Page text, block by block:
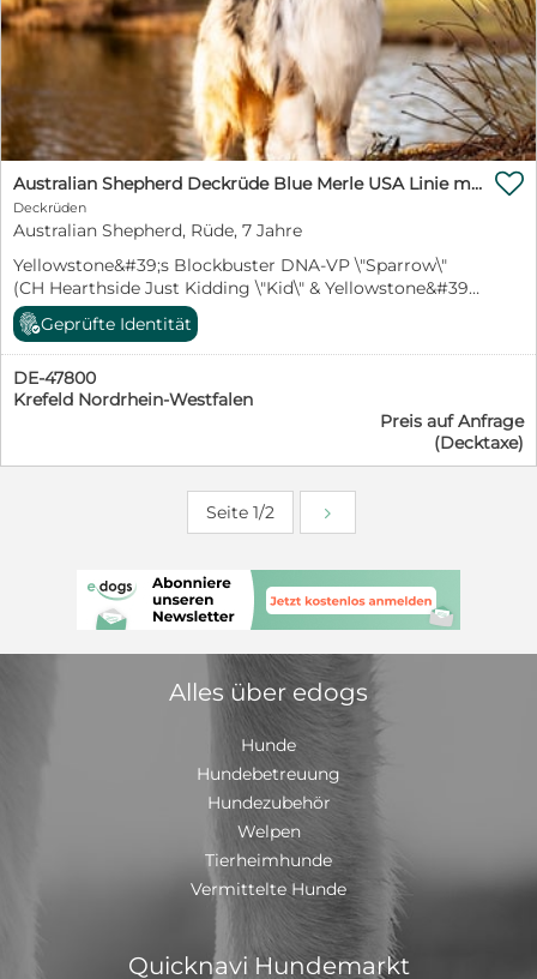
Australian Shepherd Deckrüde Blue Merle USA Linie mit ASCA Papieren "Sparrow"
Deckrüden
Australian Shepherd, Rüde, 7 Jahre
Yellowstone&#39;s Blockbuster DNA-VP \"Sparrow\"
(CH Hearthside Just Kidding \"Kid\" & Yellowstone&#39;s
What A Pleasure \"Phoebe\") *11.07.2019 Blue Merle w/c
Augen Amber / Blau ASCA 45136 Essen Lange Rute
55cm 30kg Button Ears Untersuchungen
######################### HD: A2 ED: 0
MDR1: (+/-) Träger HSF4: (+/+) frei (gen) CEA: (+/+) frei
(gen) PRA: (+/+) frei (gen) DM: (+/+) frei (gen) Augen: frei
#########################
https://www.yellowstoneaussies.de/yellowstones-

Geprüfte Identität
DE-47800
Krefeld Nordrhein-Westfalen
Preis auf Anfrage
(Decktaxe)
Seite 1/2
Alles über edogs
Hunde
Hundebetreuung
Hundezubehör
Welpen
Tierheimhunde
Vermittelte Hunde
Quicknavi Hundemarkt